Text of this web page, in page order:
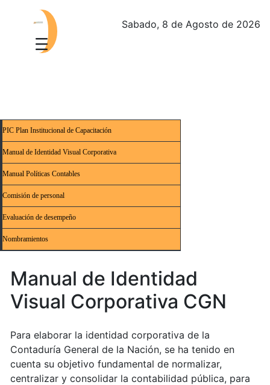
Sabado, 8 de Agosto de 2026
PIC Plan Institucional de Capacitación
Manual de Identidad Visual Corporativa
Manual Políticas Contables
Comisión de personal
Evaluación de desempeño
Nombramientos
Manual de Identidad
Visual Corporativa CGN
Para elaborar la identidad corporativa de la
Contaduría General de la Nación, se ha tenido en
cuenta su objetivo fundamental de normalizar,
centralizar y consolidar la contabilidad pública, para